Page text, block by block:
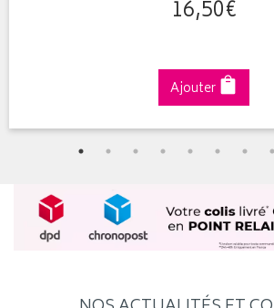
16,50€
Ajouter